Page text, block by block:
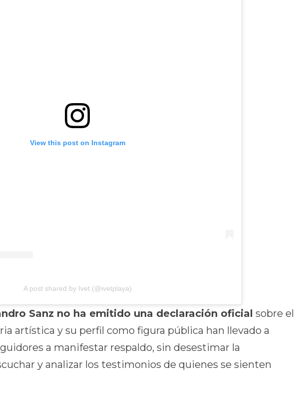
View this post on Instagram
A post shared by Ivet (@ivetplaya)
Sanz no ha emitido una declaración oficial sobre el
artística y su perfil como figura pública han llevado a
a manifestar respaldo, sin desestimar la
y analizar los testimonios de quienes se sienten